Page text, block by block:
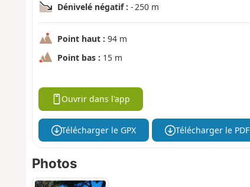
Dénivelé négatif : - 250 m
Point haut : 94 m
Point bas : 15 m
Ouvrir dans l'app
Télécharger le GPX Télécharger le PDF
Photos